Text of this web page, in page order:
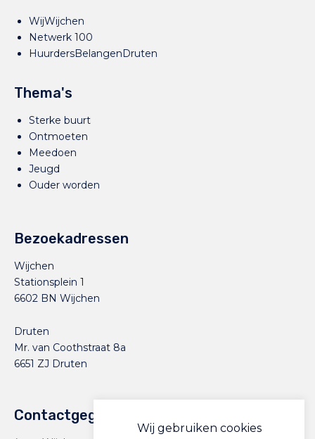
WijWijchen
Netwerk 100
HuurdersBelangenDruten
Thema's
Sterke buurt
Ontmoeten
Meedoen
Jeugd
Ouder worden
Bezoekadressen
Wijchen
Stationsplein 1
6602 BN Wijchen
Druten
Mr. van Coothstraat 8a
6651 ZJ Druten
Contactgegevens
Wij gebruiken cookies